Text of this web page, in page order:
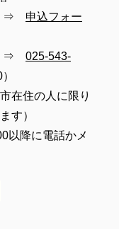
⇒ 申込フォー
⇒ 025-543-
在住の人に限り
す）
以降に電話かメ